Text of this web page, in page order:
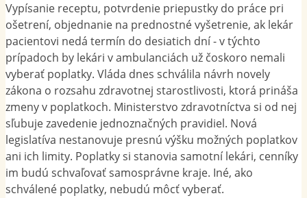
Vypísanie receptu, potvrdenie priepustky do práce pri
ošetrení, objednanie na prednostné vyšetrenie, ak lekár
pacientovi nedá termín do desiatich dní - v týchto
prípadoch by lekári v ambulanciách už čoskoro nemali
vyberať poplatky. Vláda dnes schválila návrh novely
zákona o rozsahu zdravotnej starostlivosti, ktorá prináša
zmeny v poplatkoch. Ministerstvo zdravotníctva si od nej
sľubuje zavedenie jednoznačných pravidiel. Nová
legislatíva nestanovuje presnú výšku možných poplatkov
ani ich limity. Poplatky si stanovia samotní lekári, cenníky
im budú schvaľovať samosprávne kraje. Iné, ako
schválené poplatky, nebudú môcť vyberať.